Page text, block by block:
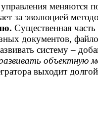
меняются
за эволюцией
Существенная
документов,
систему –
выходит